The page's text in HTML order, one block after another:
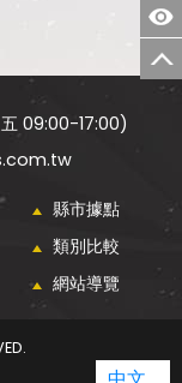
09:00-17:00)
縣市據點
類別比較
網站導覽